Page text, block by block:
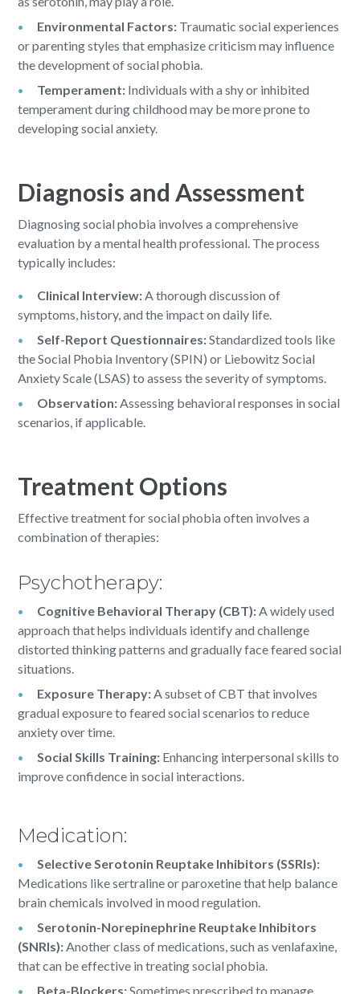
Environmental Factors: Traumatic social experiences
or parenting styles that emphasize criticism may influence
the development of social phobia.
Temperament: Individuals with a shy or inhibited
temperament during childhood may be more prone to
developing social anxiety.
Diagnosis and Assessment
Diagnosing social phobia involves a comprehensive
evaluation by a mental health professional. The process
typically includes:
Clinical Interview:A thorough discussion of
symptoms, history, and the impact on daily life.
Self-Report Questionnaires:Standardized tools like
the Social Phobia Inventory (SPIN) or Liebowitz Social
Anxiety Scale (LSAS) to assess the severity of symptoms.
Observation:Assessing behavioral responses in social
scenarios, if applicable.
Treatment Options
Effective treatment for social phobia often involves a
combination of therapies:
Psychotherapy:
Cognitive Behavioral Therapy (CBT):A widely used
approach that helps individuals identify and challenge
distorted thinking patterns and gradually face feared social
situations.
Exposure Therapy:A subset of CBT that involves
gradual exposure to feared social scenarios to reduce
anxiety over time.
Social Skills Training: Enhancing interpersonal skills to
improve confidence in social interactions.
Medication:
Selective Serotonin Reuptake Inhibitors (SSRIs):
Medications like sertraline or paroxetine that help balance
brain chemicals involved in mood regulation.
Serotonin-Norepinephrine Reuptake Inhibitors
(SNRIs):Another class of medications, such as venlafaxine,
that can be effective in treating social phobia.
Beta-Blockers:Sometimes prescribed to manage